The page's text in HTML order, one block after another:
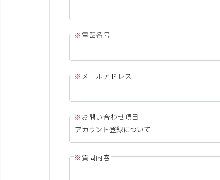
電話番号
メールアドレス
アカウント登録について
お問い合わせ項目
質問内容